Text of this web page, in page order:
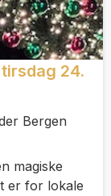
24.
Bergen
magiske
er for lokale